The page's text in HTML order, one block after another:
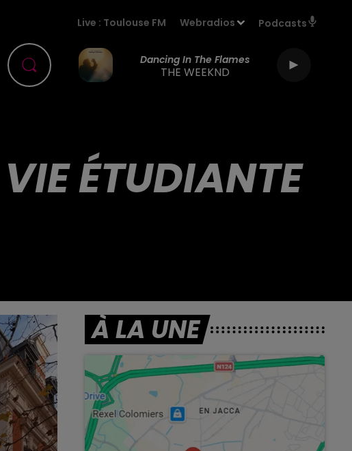
Live : Toulouse FM Webradios Podcasts
Dancing In The Flames
THE WEEKND
ÉTUDIANTE
À LA UNE